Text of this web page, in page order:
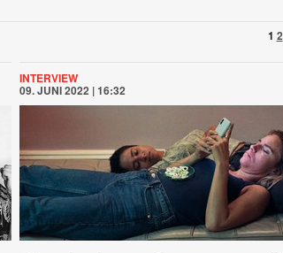
1 2
INTERVIEW
09. JUNI 2022 | 16:32